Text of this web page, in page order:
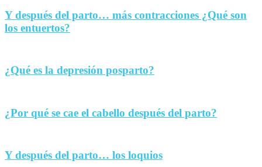
Y después del parto… más contracciones ¿Qué son
los entuertos?
¿Qué es la depresión posparto?
¿Por qué se cae el cabello después del parto?
Y después del parto… los loquios